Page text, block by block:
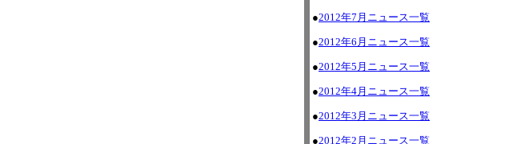
●2012年7月ニュース一覧
●2012年6月ニュース一覧
●2012年5月ニュース一覧
●2012年4月ニュース一覧
●2012年3月ニュース一覧
●2012年2月ニュース一覧